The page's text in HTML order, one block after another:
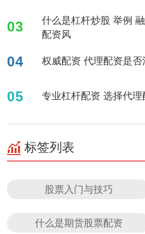
03
什么是杠杆炒股 举例
配资风
04 权威配资 代理配资是否
05 专业杠杆配资 选择代
标签列表
股票入门与技巧
什么是期货股票配资